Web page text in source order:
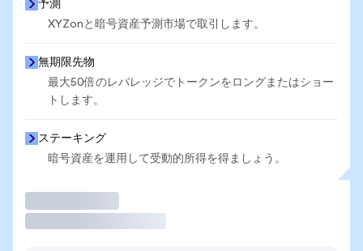
予測
XYZonと暗号資産予測市場で取引します。
無期限先物
最大50倍のレバレッジでトークンをロングまたはショー
トします。
ステーキング
暗号資産を運用して受動的所得を得ましょう。